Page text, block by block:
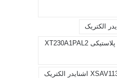
الکتریک
سنسور خازنی بدنه پلاستیکی XT230A1PAL2